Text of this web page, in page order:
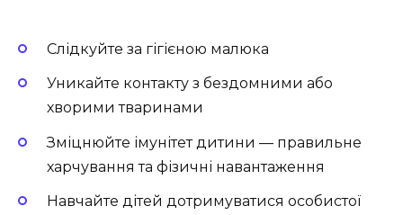
Слідкуйте за гігієною малюка
Уникайте контакту з бездомними або
хворими тваринами
Зміцнюйте імунітет дитини — правильне
харчування та фізичні навантаження
Навчайте дітей дотримуватися особистої